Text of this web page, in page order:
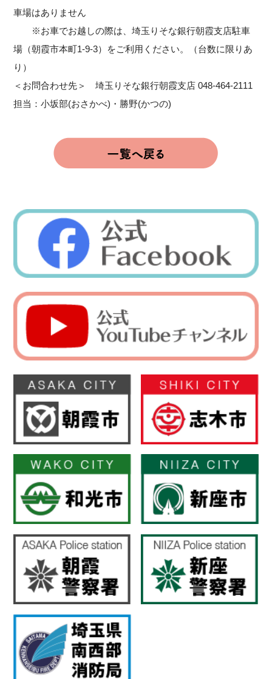
車場はありません
※お車でお越しの際は、埼玉りそな銀行朝霞支店駐車
場（朝霞市本町1-9-3）をご利用ください。（台数に限りあ
り）
＜お問合わせ先＞ 埼玉りそな銀行朝霞支店 048-464-2111
担当：小坂部(おさかべ)・勝野(かつの)